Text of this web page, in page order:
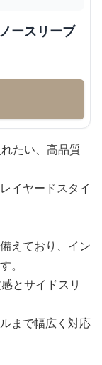
ースリーブ
たい、高品質
イヤードスタイ
えており、イン
。
とサイドスリ
まで幅広く対応